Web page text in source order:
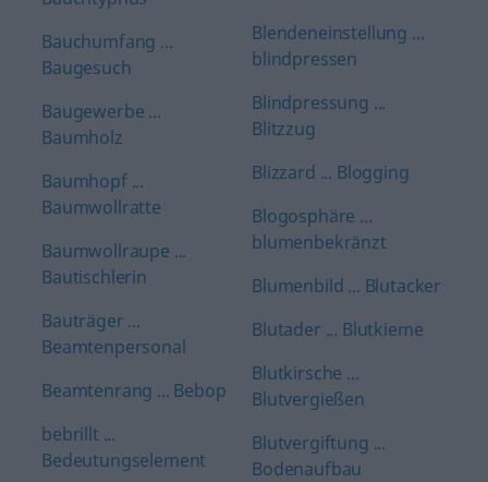
Bauchumfang ...
Baugesuch
Baugewerbe ...
Baumholz
Baumhopf ...
Baumwollratte
Baumwollraupe ...
Bautischlerin
Bauträger ...
Beamtenpersonal
Beamtenrang ... Bebop
bebrillt ...
Bedeutungselement
Blendeneinstellung ...
blindpressen
Blindpressung ...
Blitzzug
Blizzard ... Blogging
Blogosphäre ...
blumenbekränzt
Blumenbild ... Blutacker
Blutader ... Blutkieme
Blutkirsche ...
Blutvergießen
Blutvergiftung ...
Bodenaufbau